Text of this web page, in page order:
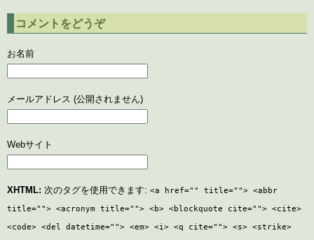
コメントをどうぞ
お名前
メールアドレス (公開されません)
Webサイト
XHTML: 次のタグを使用できます: <a href="" title=""> <abbr
title=""> <acronym title=""> <b> <blockquote cite=""> <cite>
<code> <del datetime=""> <em> <i> <q cite=""> <s> <strike>